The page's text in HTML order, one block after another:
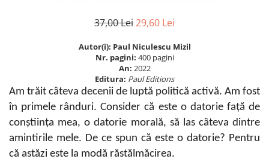
Spiritualitate/Ezoterism
Sport
Stiinte/Educatie
37,00 Lei29,60 Lei
Autor(i): Paul Niculescu Mizil
Nr. pagini: 400 pagini
An: 2022
Editura: Paul Editions
Am trăit câteva decenii de luptă politică activă. Am fost
în primele rânduri. Consider că este o datorie față de
conștiința mea, o datorie morală, să las câteva dintre
amintirile mele. De ce spun că este o datorie? Pentru
că astăzi este la modă răstălmăcirea.